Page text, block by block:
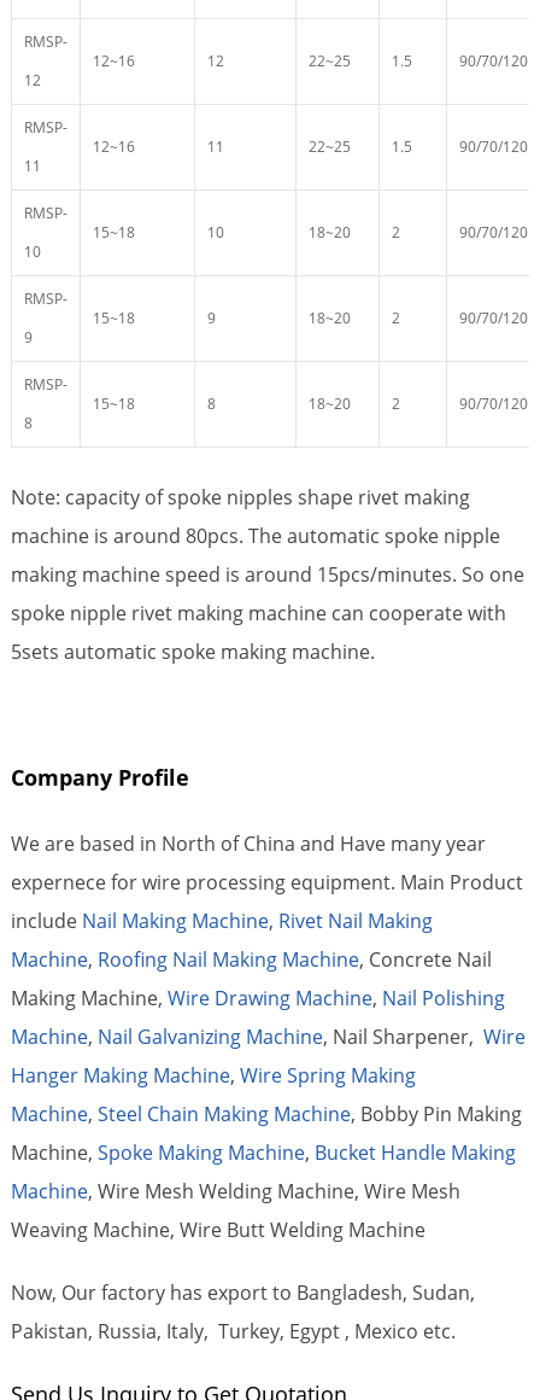
RMSP-
12
12~16 12 22~25 1.5 90/70/120
RMSP-
11
12~16 11 22~25 1.5 90/70/120
RMSP-
10
15~18 10 18~20 2 90/70/120
RMSP-
9
15~18 9 18~20 2 90/70/120
RMSP-
8
15~18 8 18~20 2 90/70/120
Note: capacity of spoke nipples shape rivet making
machine is around 80pcs. The automatic spoke nipple
making machine speed is around 15pcs/minutes. So one
spoke nipple rivet making machine can cooperate with
5sets automatic spoke making machine.
Company Profile
We are based in North of China and Have many year
expernece for wire processing equipment. Main Product
include Nail Making Machine, Rivet Nail Making
Machine, Roofing Nail Making Machine, Concrete Nail
Making Machine, Wire Drawing Machine, Nail Polishing
Machine, Nail Galvanizing Machine, Nail Sharpener, Wire
Hanger Making Machine, Wire Spring Making
Machine, Steel Chain Making Machine, Bobby Pin Making
Machine, Spoke Making Machine, Bucket Handle Making
Machine, Wire Mesh Welding Machine, Wire Mesh
Weaving Machine, Wire Butt Welding Machine
Now, Our factory has export to Bangladesh, Sudan,
Pakistan, Russia, Italy, Turkey, Egypt , Mexico etc.